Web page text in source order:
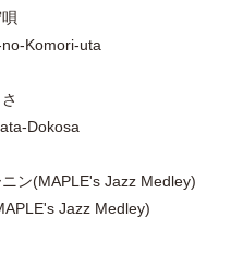
Komori-uta
Dokosa
ン(MAPLE's Jazz Medley)
Jazz Medley)